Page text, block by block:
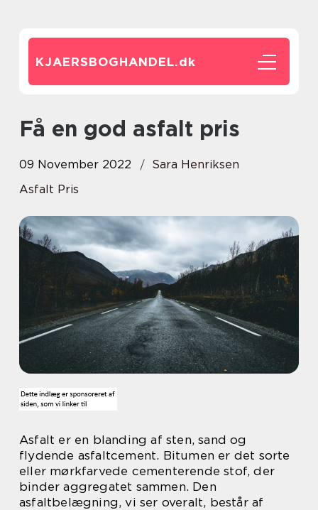
KJAERSBOGHANDEL.dk
Få en god asfalt pris
09 November 2022
Sara Henriksen
Asfalt Pris
Asfalt er en blanding af sten, sand og
flydende asfaltcement. Bitumen er det sorte
eller mørkfarvede cementerende stof, der
binder aggregatet sammen. Den
asfaltbelægning, vi ser overalt, består af